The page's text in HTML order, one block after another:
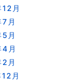
月
月
月
月
月
月